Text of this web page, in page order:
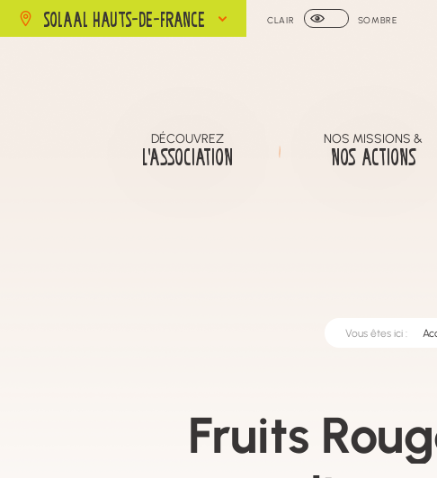
SOLAAL HAUTS-DE-FRANCE CLAIR SOMBRE
DÉCOUVREZ
L’ASSOCIATION
NOS MISSIONS &
NOS ACTIONS
Vous êtes ici :
Fruits